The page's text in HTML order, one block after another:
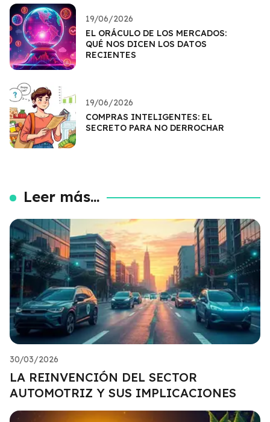
19/06/2026
EL ORÁCULO DE LOS MERCADOS:
QUÉ NOS DICEN LOS DATOS
RECIENTES
19/06/2026
COMPRAS INTELIGENTES: EL
SECRETO PARA NO DERROCHAR
Leer más...
30/03/2026
LA REINVENCIÓN DEL SECTOR
AUTOMOTRIZ Y SUS IMPLICACIONES